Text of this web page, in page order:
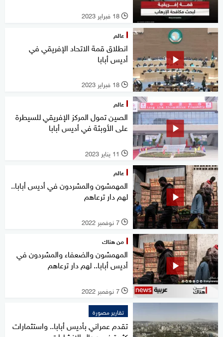
l 18 فبراير 2023
عالم
انطلاق قمة الاتحاد الإفريقي في
أديس أبابا
l 18 فبراير 2023
عالم
الصين تمول المركز الإفريقي للسيطرة
على الأوبئة في أديس أبابا
l 11 يناير 2023
عالم
المهمشون والمشردون في أديس أبابا..
لهم دار ترعاهم
l 7 نوفمبر 2022
من هناك
المهمشون والضعفاء والمشردون في
أديس أبابا.. لهم دار ترعاهم
l 7 نوفمبر 2022
تقارير مصورة
تقدم عمراني بأديس أبابا.. واستثمارات